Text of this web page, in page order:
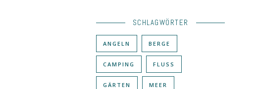
SCHLAGWÖRTER
ANGELN BERGE
CAMPING FLUSS
GÄRTEN MEER